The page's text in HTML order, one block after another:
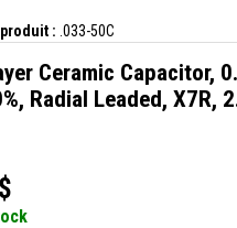
: .033-50C
Ceramic Capacitor,
Radial Leaded, X7R,
$